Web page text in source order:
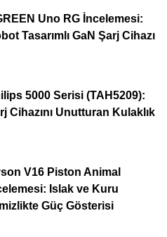
Uno RG İncelemesi:
Tasarımlı GaN Şarj Cihazı
5000 Serisi (TAH5209):
Cihazını Unutturan Kulaklık
V16 Piston Animal
Islak ve Kuru
Güç Gösterisi